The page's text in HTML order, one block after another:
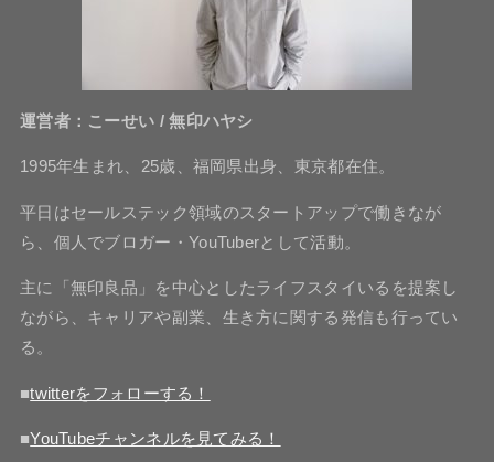
運営者：こーせい / 無印ハヤシ
1995年生まれ、25歳、福岡県出身、東京都在住。
平日はセールステック領域のスタートアップで働きなが
ら、個人でブロガー・YouTuberとして活動。
主に「無印良品」を中心としたライフスタイいるを提案し
ながら、キャリアや副業、生き方に関する発信も行ってい
る。
■twitterをフォローする！
■YouTubeチャンネルを見てみる！